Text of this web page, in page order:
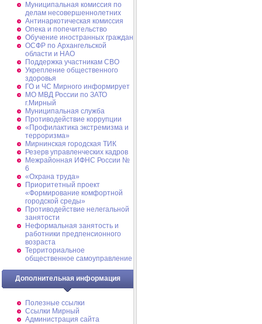
Муниципальная комиссия по
делам несовершеннолетних
Антинаркотическая комиссия
Опека и попечительство
Обучение иностранных граждан
ОСФР по Архангельской
области и НАО
Поддержка участникам СВО
Укрепление общественного
здоровья
ГО и ЧС Мирного информирует
МО МВД России по ЗАТО
г.Мирный
Муниципальная cлужба
Противодействие коррупции
«Профилактика экстремизма и
терроризма»
Мирнинская городская ТИК
Резерв управленческих кадров
Межрайонная ИФНС России №
6
«Охрана труда»
Приоритетный проект
«Формирование комфортной
городской среды»
Противодействие нелегальной
занятости
Неформальная занятость и
работники предпенсионного
возраста
Территориальное
общественное самоуправление
Дополнительная информация
Полезные ссылки
Ссылки Мирный
Администрация сайта